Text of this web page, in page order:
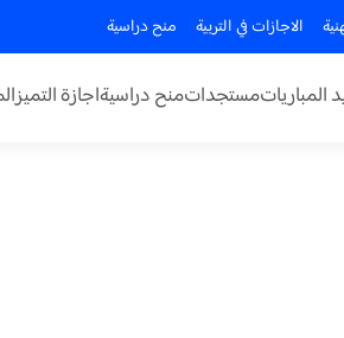
الاجازات في التربية منح دراسية
المبارياتمستجداتمنح دراسيةاجازة التميز